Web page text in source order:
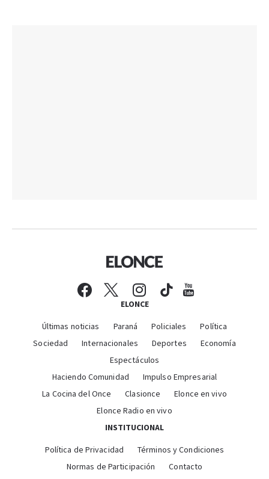
ELONCE
Últimas noticias Paraná Policiales
Política
Sociedad
Internacionales Deportes
Economía
Espectáculos
Haciendo Comunidad
Impulso Empresarial
La Cocina del Once
Clasionce
Elonce en vivo
Elonce Radio en vivo
INSTITUCIONAL
Política de Privacidad
Términos y Condiciones
Normas de Participación
Contacto